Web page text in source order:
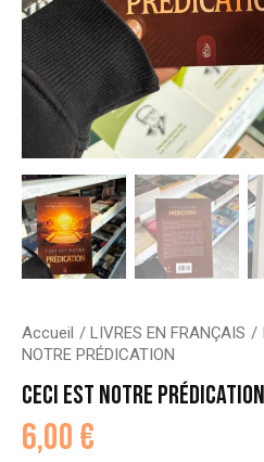
Accueil LIVRES EN FRANÇAIS
NOTRE PRÉDICATION
CECI EST NOTRE PRÉDICATION
6,00€